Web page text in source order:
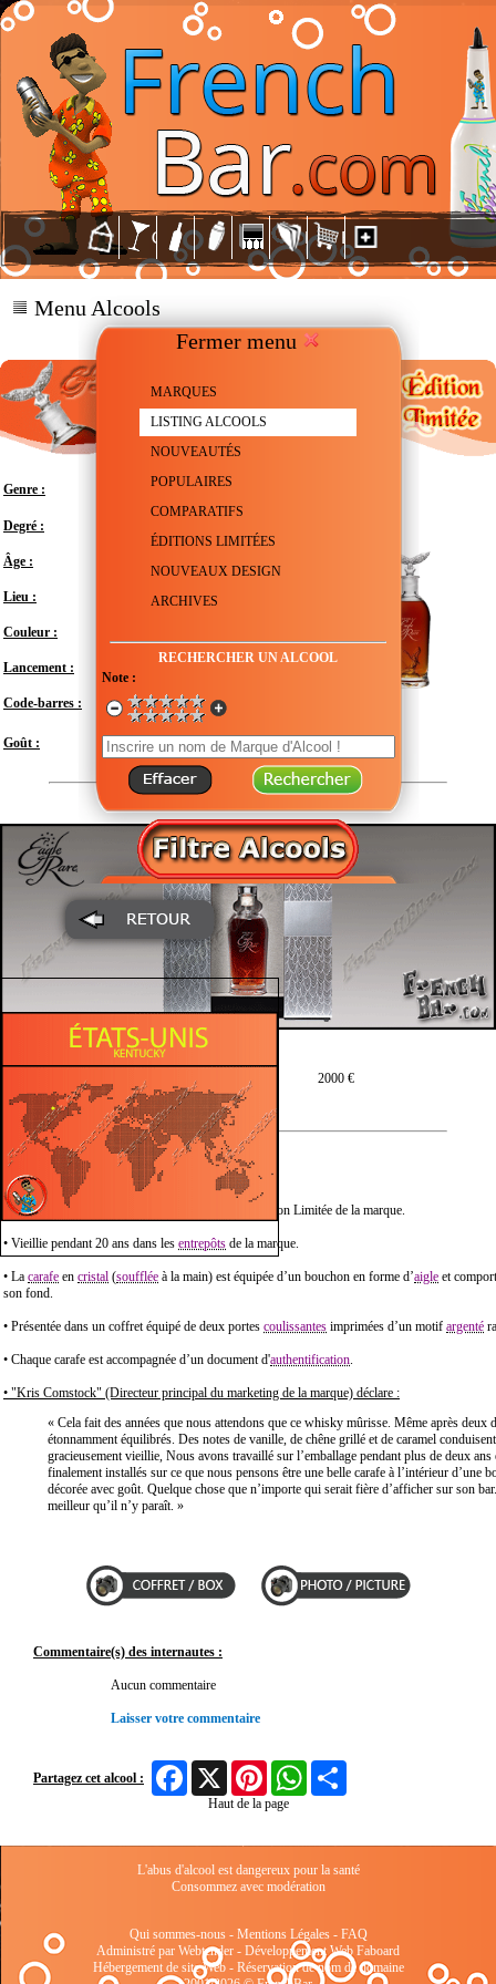
Fermer menu
MARQUES
LISTING ALCOOLS
NOUVEAUTÉS
POPULAIRES
COMPARATIFS
ÉDITIONS LIMITÉES
NOUVEAUX DESIGN
ARCHIVES
RECHERCHER UN ALCOOL
Note :
Menu Alcools
Genre : Whiskey - Straight Bourbon
Degré :
Âge :
Lieu : États-Unis - Kentucky
Couleur :
Lancement : Février 2021
Code-barres : 088004021443
Goût : Modéré
Prix moyen en 75 cl : 2000 €
Description :
• Eagle Rare "Double Eagle Very Rare" est une Édition Limitée de la marque.
• Vieillie pendant 20 ans dans les entrepôts de la marque.
• La carafe en cristal (soufflée à la main) est équipée d’un bouchon en forme d’aigle et
son fond.
• Présentée dans un coffret équipé de deux portes coulissantes imprimées d’un motif argenté
• Chaque carafe est accompagnée d’un document d'authentification.
• "Kris Comstock" (Directeur principal du marketing de la marque) déclare :
« Cela fait des années que nous attendons que ce whisky mûrisse. Même après deux
étonnamment équilibrés. Des notes de vanille, de chêne grillé et de caramel
gracieusement vieillie, Nous avons travaillé sur l’emballage pendant plus de deux ans
finalement installés sur ce que nous pensons être une belle carafe à l’intérieur d’une
décorée avec goût. Quelque chose que n’importe qui serait fière d’afficher sur son
meilleur qu’il n’y paraît. »
Commentaire(s) des internautes :
Aucun commentaire
Laisser votre commentaire
Partagez cet alcool :
FacebookX Pinterest WhatsApp
Haut de la page
L'abus d'alcool est dangereux pour la santé
Consommez avec modération
Qui sommes-nous- Mentions Légales- FAQ
Administré par Webtender - Développement Web Faboard
Hébergement de site Web- Réservation de nom de domaine